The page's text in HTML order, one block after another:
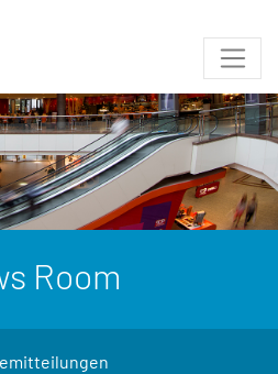
Room